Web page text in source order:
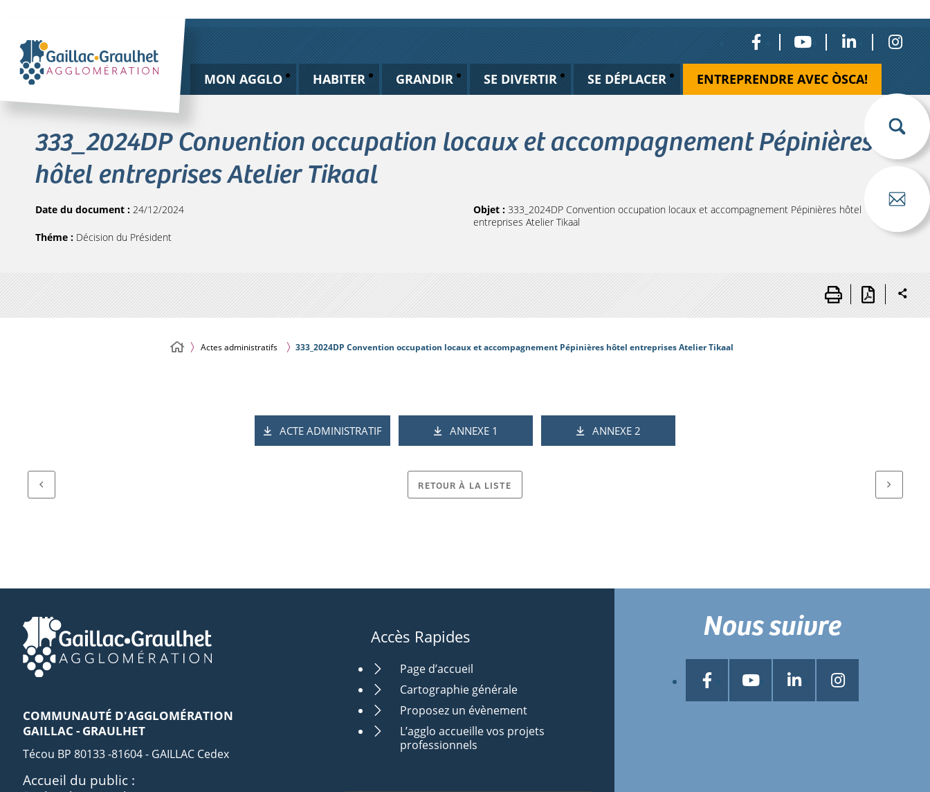
MON AGGLO HABITER GRANDIR SE DIVERTIR SE DÉPLACER ENTREPRENDRE AVEC ÒSCA!
333_2024DP Convention occupation locaux et accompagnement Pépinières
hôtel entreprises Atelier Tikaal
Date du document : 24/12/2024
Théme : Décision du Président
Objet : 333_2024DP Convention occupation locaux et accompagnement Pépinières hôtel
entreprises Atelier Tikaal
Actes administratifs 333_2024DP Convention occupation locaux et accompagnement Pépinières hôtel entreprises Atelier Tikaal
ACTE ADMINISTRATIF ANNEXE 1 ANNEXE 2
RETOUR À LA LISTE
COMMUNAUTÉ D'AGGLOMÉRATION
GAILLAC - GRAULHET
Técou BP 80133 -81604 - GAILLAC Cedex
Accueil du public :
Accès Rapides
Page d’accueil
Cartographie générale
Proposez un évènement
L’agglo accueille vos projets
professionnels
Nous suivre